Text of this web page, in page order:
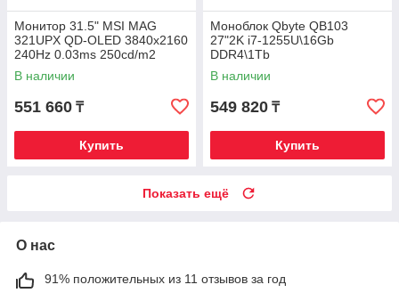
Монитор 31.5" MSI MAG
321UPX QD-OLED 3840x2160
240Hz 0.03ms 250cd/m2
1.5M:1 2xHDMI 1xDP 1xType-
C HAS
В наличии
551 660 ₸
Купить
Моноблок Qbyte QB103
27"2K i7-1255U\16Gb
DDR4\1Tb
NVMe\Web\Pivot\HAS\Win11Pr
o
В наличии
549 820 ₸
Купить
Показать ещё
О нас
91% положительных из 11 отзывов за год